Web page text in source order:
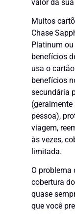
valor da
Muitos
Chase
Platinum ou
benefícios
usa o
benefícios
secundária
(geralmente
pessoa),
viagem,
às vezes,
limitada.
O problema
cobertura
quase
que você